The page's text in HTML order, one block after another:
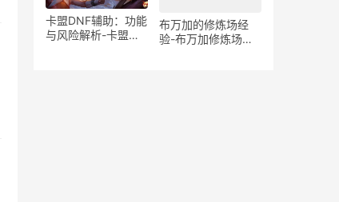
卡盟DNF辅助：功能
与风险解析-卡盟
DNF辅助工具：真实
验-布万加修炼场实
战经验分享